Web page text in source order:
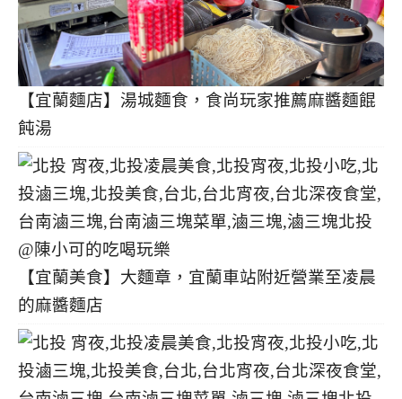
【宜蘭麵店】湯城麵食，食尚玩家推薦麻醬麵餛
飩湯
【宜蘭美食】大麵章，宜蘭車站附近營業至凌晨
的麻醬麵店